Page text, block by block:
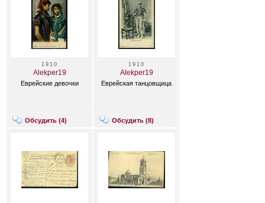
1910
Alekper19
Еврейские девочки
Обсудить (4)
1910
Alekper19
Еврейская танцовщица
Обсудить (8)